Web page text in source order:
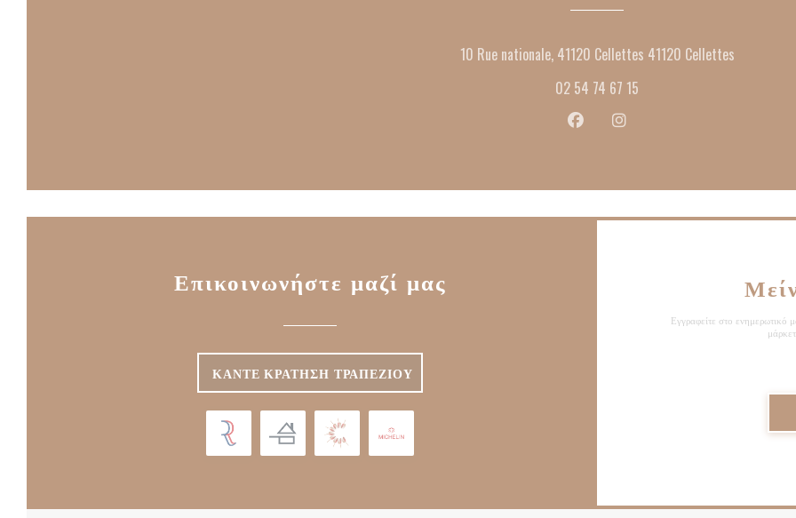
10 Rue nationale, 41120 Cellettes 41120 Cellettes((ανοίγει
02 54 74 67 15
Facebook ((ανοίγει σε νέο
Instagram ((ανοίγει σε νέο
Επικοινωνήστε μαζί μας
ΚΆΝΤΕ ΚΡΆΤΗΣΗ ΤΡΑΠΕΖΙΟΎ
Εγγραφείτε στο ενημερωτικό